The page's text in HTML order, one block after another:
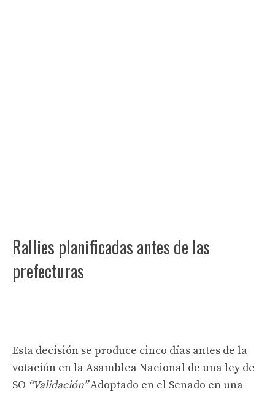
Rallies planificadas antes de las
prefecturas
Esta decisión se produce cinco días antes de la
votación en la Asamblea Nacional de una ley de
SO “Validación”Adoptado en el Senado en una